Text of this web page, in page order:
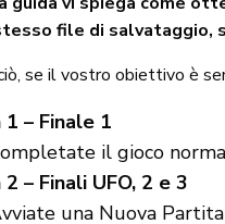
file di salvataggio,
se il vostro obiettivo è
1 – Finale 1
il gioco
2 – Finali UFO, 2 e 3
una Nuova